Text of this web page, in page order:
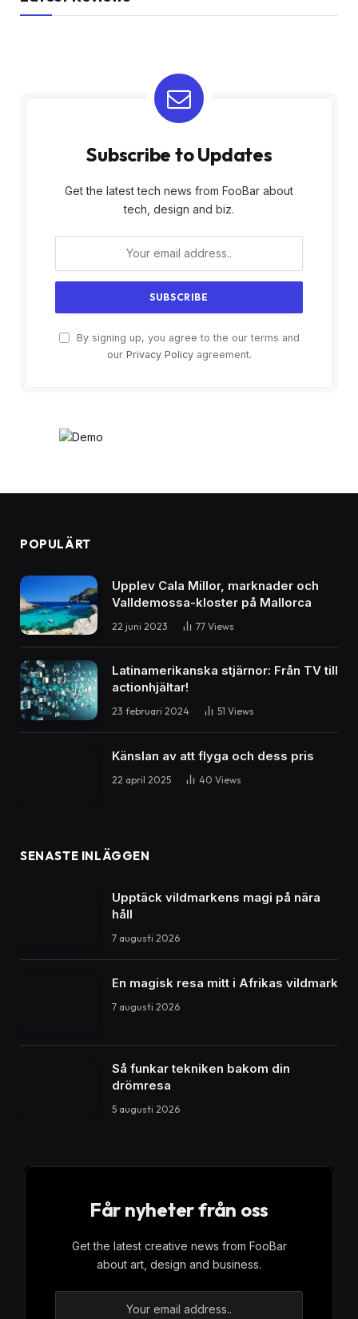
Subscribe to Updates
Get the latest tech news from FooBar about
tech, design and biz.
By signing up, you agree to the our terms and
our Privacy Policyagreement.
POPULÄRT
Upplev Cala Millor, marknader och
Valldemossa-kloster på Mallorca
22 juni 2023 77 Views
Latinamerikanska stjärnor: Från TV till
actionhjältar!
23 februari 2024 51 Views
Känslan av att flyga och dess pris
22 april 2025 40 Views
SENASTE INLÄGGEN
Upptäck vildmarkens magi på nära
håll
7 augusti 2026
En magisk resa mitt i Afrikas vildmark
7 augusti 2026
Så funkar tekniken bakom din
drömresa
5 augusti 2026
Får nyheter från oss
Get the latest creative news from FooBar
about art, design and business.